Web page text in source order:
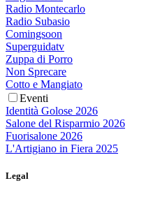
Radio Montecarlo
Radio Subasio
Comingsoon
Superguidatv
Zuppa di Porro
Non Sprecare
Cotto e Mangiato
Eventi
Identità Golose 2026
Salone del Risparmio 2026
Fuorisalone 2026
L'Artigiano in Fiera 2025
Legal